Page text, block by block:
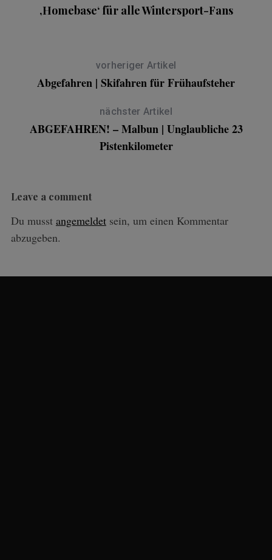
‚Homebase‘ für alle Wintersport-Fans
vorheriger Artikel
Abgefahren | Skifahren für Frühaufsteher
nächster Artikel
ABGEFAHREN! – Malbun | Unglaubliche 23
Pistenkilometer
Leave a comment
Du musst angemeldetsein, um einen Kommentar
abzugeben.